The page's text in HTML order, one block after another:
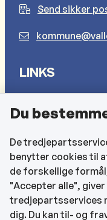
Send sikker
LINKS
Cookies
Find EAN-numre
CVR og
Du
De
benytter cookies til
de forskellige
"Accepter alle",
tredjepartsservices
dig. Du kan til- og